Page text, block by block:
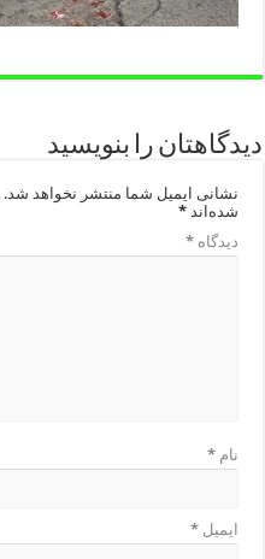
دیدگاهتان را بنویسید
نشانی ایمیل شما منتشر نخواهد شد.
شده‌اند*
دیدگاه*
نام*
ایمیل*